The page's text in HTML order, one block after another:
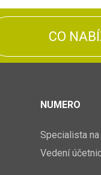
CO
NUMERO
Specialista
Vedení